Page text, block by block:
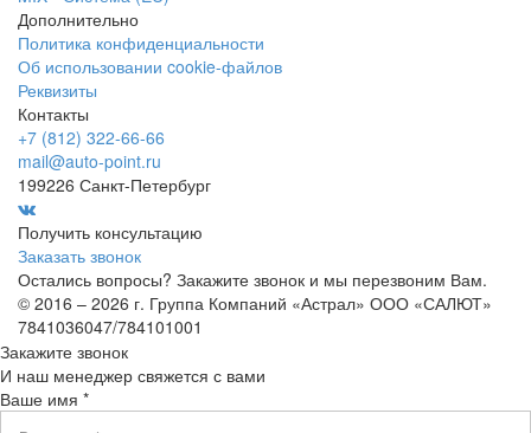
Дополнительно
Политика конфиденциальности
Об использовании cookie-файлов
Реквизиты
Контакты
+7 (812) 322-66-66
mail@auto-point.ru
199226 Санкт-Петербург
Получить консультацию
Заказать звонок
Остались вопросы? Закажите звонок и мы перезвоним Вам.
© 2016 – 2026 г. Группа Компаний «Астрал» ООО «САЛЮТ»
7841036047/784101001
Закажите звонок
И наш менеджер свяжется с вами
Ваше имя *